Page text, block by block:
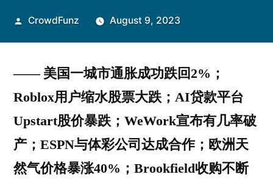
Posted
CrowdFunz August 9, 2023
——美国一城市通胀成功跌回2%；
Roblox用户缩水股票大跌；AI贷款平台
Upstart股价暴跌；WeWork宣布有几率破
产；ESPN与体彩公司达成合作；欧洲天
然气价格暴涨40%；Brookfield收购不断